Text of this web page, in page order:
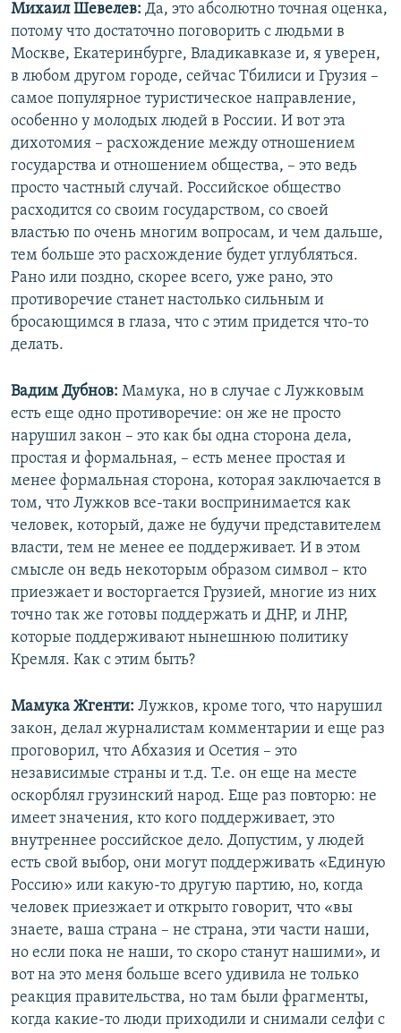
Михаил Шевелев: Да, это абсолютно точная оценка,
потому что достаточно поговорить с людьми в
Москве, Екатеринбурге, Владикавказе и, я уверен,
в любом другом городе, сейчас Тбилиси и Грузия –
самое популярное туристическое направление,
особенно у молодых людей в России. И вот эта
дихотомия – расхождение между отношением
государства и отношением общества, – это ведь
просто частный случай. Российское общество
расходится со своим государством, со своей
властью по очень многим вопросам, и чем дальше,
тем больше это расхождение будет углубляться.
Рано или поздно, скорее всего, уже рано, это
противоречие станет настолько сильным и
бросающимся в глаза, что с этим придется что-то
делать.
Вадим Дубнов: Мамука, но в случае с Лужковым
есть еще одно противоречие: он же не просто
нарушил закон – это как бы одна сторона дела,
простая и формальная, – есть менее простая и
менее формальная сторона, которая заключается в
том, что Лужков все-таки воспринимается как
человек, который, даже не будучи представителем
власти, тем не менее ее поддерживает. И в этом
смысле он ведь некоторым образом символ – кто
приезжает и восторгается Грузией, многие из них
точно так же готовы поддержать и ДНР, и ЛНР,
которые поддерживают нынешнюю политику
Кремля. Как с этим быть?
Мамука Жгенти: Лужков, кроме того, что нарушил
закон, делал журналистам комментарии и еще раз
проговорил, что Абхазия и Осетия – это
независимые страны и т.д. Т.е. он еще на месте
оскорблял грузинский народ. Еще раз повторю: не
имеет значения, кто кого поддерживает, это
внутреннее российское дело. Допустим, у людей
есть свой выбор, они могут поддерживать «Единую
Россию» или какую-то другую партию, но, когда
человек приезжает и открыто говорит, что «вы
знаете, ваша страна – не страна, эти части наши,
но если пока не наши, то скоро станут нашими», и
вот на это меня больше всего удивила не только
реакция правительства, но там были фрагменты,
когда какие-то люди приходили и снимали селфи с